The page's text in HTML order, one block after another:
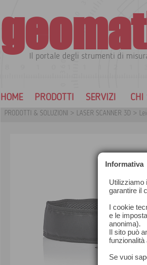
Il portale degli strumenti di
HOME PRODOTTI SERVIZI CHI
PRODOTTI & SOLUZIONI > LASER SCANNER 3D >
Informativa
Utilizziamo
garantire il
I cookie
e le
anonima).
Il sito può
funzionalità
Se vuoi